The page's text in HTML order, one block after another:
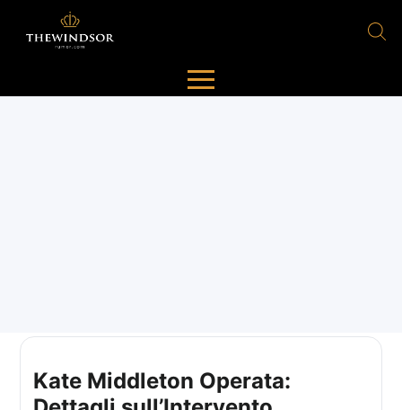
Kate Middleton Operata: